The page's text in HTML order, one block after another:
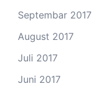
Septembar 2017
August 2017
Juli 2017
Juni 2017